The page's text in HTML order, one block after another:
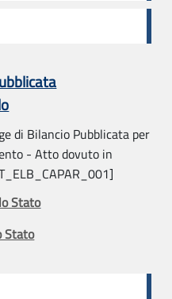
di Bilancio Pubblicata per
- Atto dovuto in
Stato
Stato